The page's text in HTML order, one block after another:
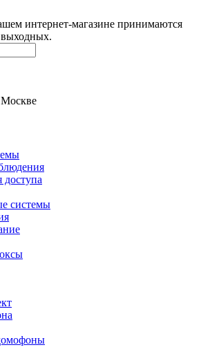
интернет-магазине принимаются
выходных.
Москве
системы